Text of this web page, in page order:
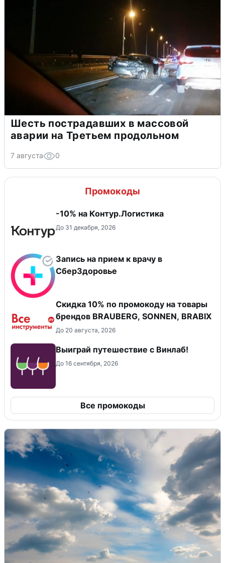
Шесть пострадавших в массовой
аварии на Третьем продольном
7 августа 0
Промокоды
-10% на Контур.Логистика
До 31 декабря, 2026
Запись на прием к врачу в
СберЗдоровье
Скидка 10% по промокоду на товары
брендов BRAUBERG, SONNEN, BRABIX
До 20 августа, 2026
Выиграй путешествие с Винлаб!
До 16 сентября, 2026
Все промокоды